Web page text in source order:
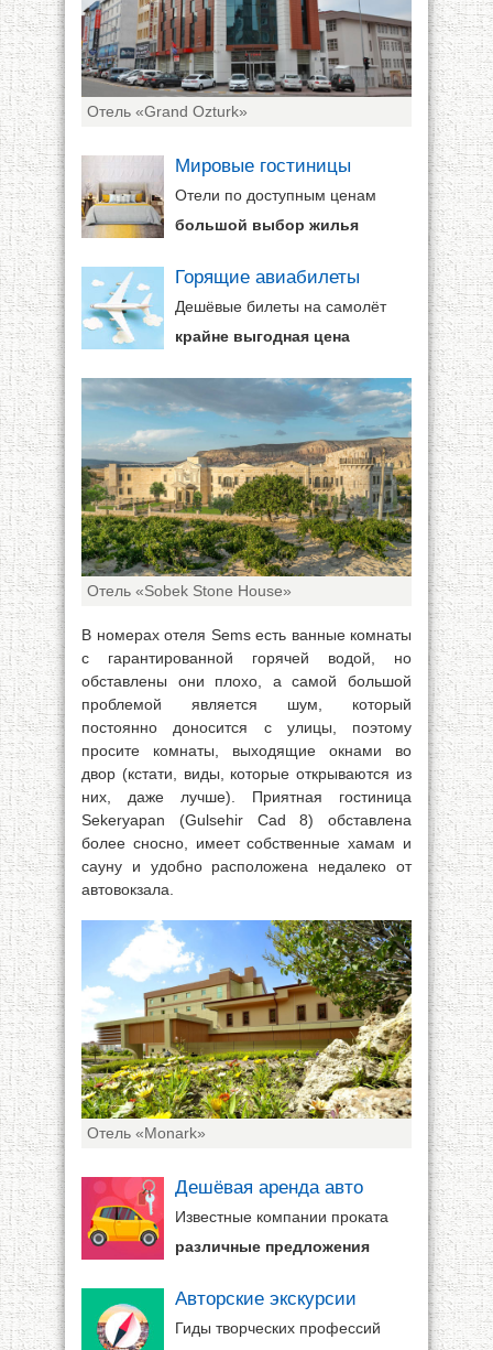
Отель «Grand Ozturk»
Мировые гостиницы
Отели по доступным ценам
большой выбор жилья
Горящие авиабилеты
Дешёвые билеты на самолёт
крайне выгодная цена
Отель «Sobek Stone House»
В номерах отеля Sems есть ванные комнаты
с гарантированной горячей водой, но
обставлены они плохо, а самой большой
проблемой является шум, который
постоянно доносится с улицы, поэтому
просите комнаты, выходящие окнами во
двор (кстати, виды, которые открываются из
них, даже лучше). Приятная гостиница
Sekeryapan (Gulsehir Cad 8) обставлена
более сносно, имеет собственные хамам и
сауну и удобно расположена недалеко от
автовокзала.
Отель «Monark»
Дешёвая аренда авто
Известные компании проката
различные предложения
Авторские экскурсии
Гиды творческих профессий